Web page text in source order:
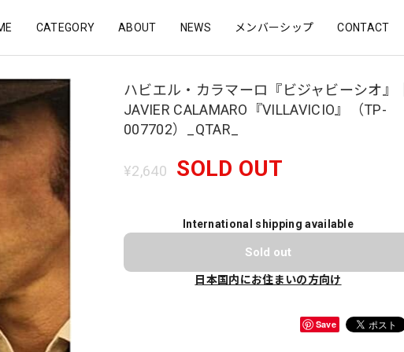
CATEGORY ABOUT NEWS メンバーシップ CONTACT
ハビエル・カラマーロ『ビジャビーシオ』｜
JAVIER CALAMARO『VILLAVICIO』（TP-
007702）_QTAR_
¥2,640 SOLD OUT
International shipping available
Sold out
日本国内にお住まいの方向け
Save